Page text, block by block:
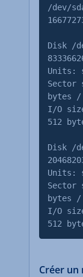
/dev/
Disk /
Units:
Sector
bytes /
I/O
512
Disk /
Units:
Sector
bytes /
I/O
512
Créer un